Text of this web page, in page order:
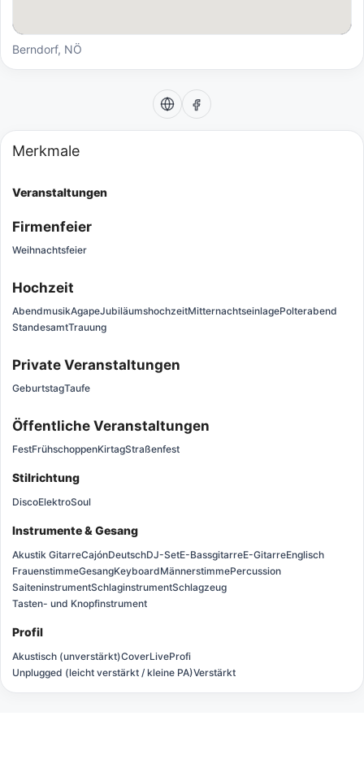
Berndorf, NÖ
Merkmale
Veranstaltungen
Firmenfeier
Weihnachtsfeier
Hochzeit
AbendmusikAgapeJubiläumshochzeitMitternachtseinlagePolterabend
StandesamtTrauung
Private Veranstaltungen
GeburtstagTaufe
Öffentliche Veranstaltungen
FestFrühschoppenKirtagStraßenfest
Stilrichtung
DiscoElektroSoul
Instrumente & Gesang
Akustik GitarreCajónDeutschDJ-SetE-BassgitarreE-GitarreEnglisch
FrauenstimmeGesangKeyboardMännerstimmePercussion
SaiteninstrumentSchlaginstrumentSchlagzeug
Tasten- und Knopfinstrument
Profil
Akustisch (unverstärkt)CoverLiveProfi
Unplugged (leicht verstärkt / kleine PA)Verstärkt